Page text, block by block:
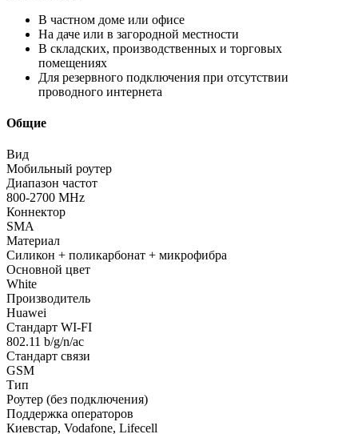
В частном доме или офисе
На даче или в загородной местности
В складских, производственных и торговых
помещениях
Для резервного подключения при отсутствии
проводного интернета
Общие
Вид
Мобильный роутер
Диапазон частот
800-2700 MHz
Коннектор
SMA
Материал
Силикон + поликарбонат + микрофибра
Основной цвет
White
Производитель
Huawei
Стандарт WI-FI
802.11 b/g/n/ac
Стандарт связи
GSM
Тип
Роутер (без подключения)
Поддержка операторов
Киевстар, Vodafone, Lifecell